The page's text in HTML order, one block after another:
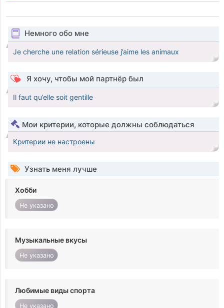
Немного обо мне
Je cherche une relation sérieuse j’aime les animaux
Я хочу, чтобы мой партнёр был
Il faut qu’elle soit gentille
Мои критерии, которые должны соблюдаться
Критерии не настроены
Узнать меня лучше
Хобби
Не указано
Музыкальные вкусы
Не указано
Любимые виды спорта
Не указано